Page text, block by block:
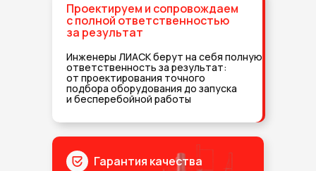
Гарантия качества
Проектируем и сопровождаем
с полной ответственностью
за результат
Инженеры ЛИАСК берут на себя полную
ответственность за результат:
от проектирования точного
подбора оборудования до запуска
и бесперебойной работы